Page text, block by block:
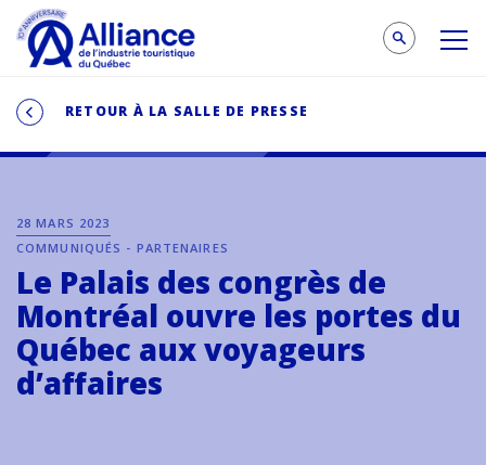
RETOUR À LA SALLE DE PRESSE
28 MARS 2023
COMMUNIQUÉS - PARTENAIRES
Le Palais des congrès de
Montréal ouvre les portes du
Québec aux voyageurs
d’affaires